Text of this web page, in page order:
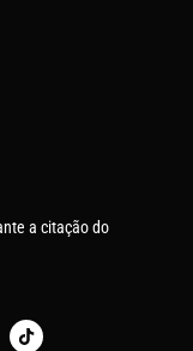
a citação do